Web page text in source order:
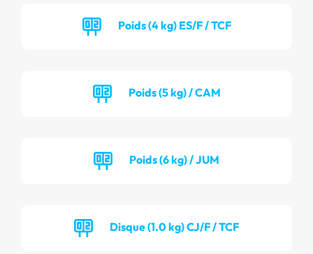
Poids (4 kg) ES/F / TCF
Poids (5 kg) / CAM
Poids (6 kg) / JUM
Disque (1.0 kg) CJ/F / TCF